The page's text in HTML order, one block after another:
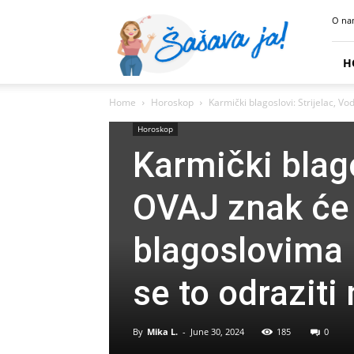
Ja
O
Home Horoskop Karmički blagoslovi: Strijelac,
Horoskop
Karmički
OVAJ znak
se to odraziti
By Mika L. - June 30, 2024 185 0